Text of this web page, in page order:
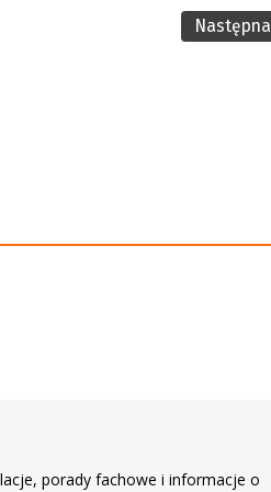
Następna
porady fachowe i informacje o